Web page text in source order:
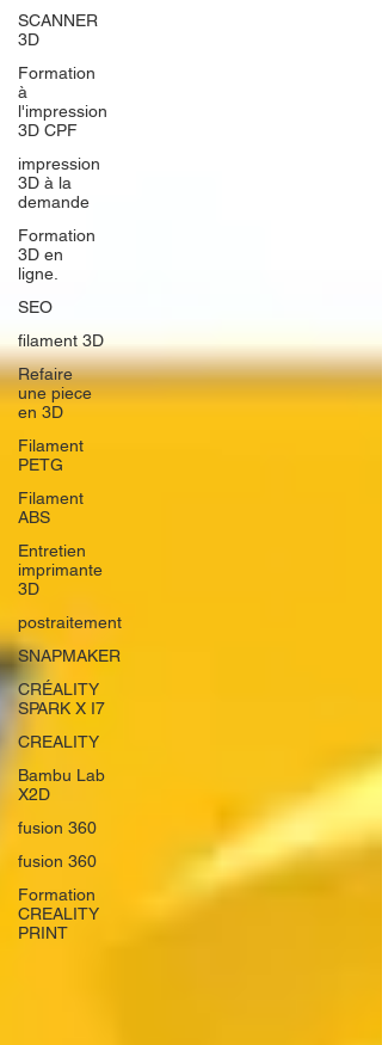
SCANNER
3D
Formation
à
l'impression
3D CPF
impression
3D à la
demande
Formation
3D en
ligne.
SEO
filament 3D
Refaire
une piece
en 3D
Filament
PETG
Filament
ABS
Entretien
imprimante
3D
postraitement
SNAPMAKER
CRÉALITY
SPARK X I7
CREALITY
Bambu Lab
X2D
fusion 360
fusion 360
Formation
CREALITY
PRINT